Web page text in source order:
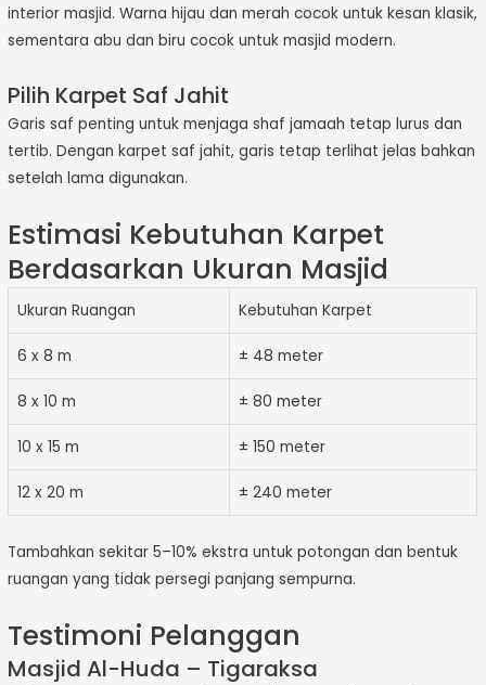
interior masjid. Warna hijau dan merah cocok untuk kesan klasik,
sementara abu dan biru cocok untuk masjid modern.
Pilih Karpet Saf Jahit
Garis saf penting untuk menjaga shaf jamaah tetap lurus dan
tertib. Dengan karpet saf jahit, garis tetap terlihat jelas bahkan
setelah lama digunakan.
Estimasi Kebutuhan Karpet
Berdasarkan Ukuran Masjid
Ukuran Ruangan Kebutuhan Karpet
6 x 8 m ± 48 meter
8 x 10 m ± 80 meter
10 x 15 m ± 150 meter
12 x 20 m ± 240 meter
Tambahkan sekitar 5–10% ekstra untuk potongan dan bentuk
ruangan yang tidak persegi panjang sempurna.
Testimoni Pelanggan
Masjid Al-Huda – Tigaraksa